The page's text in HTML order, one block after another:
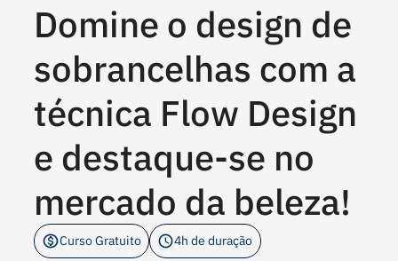
Domine o design de
sobrancelhas com a
técnica Flow Design
e destaque-se no
mercado da beleza!
Curso Gratuito 4h de duração